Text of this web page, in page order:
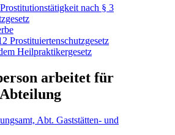
nach § 3
Prostituiertenschutzgesetz
Heilpraktikergesetz
arbeitet für
Abt. Gaststätten- und